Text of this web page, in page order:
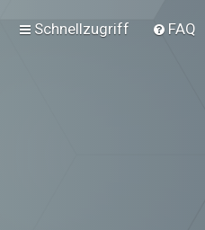
Schnellzugriff FAQ